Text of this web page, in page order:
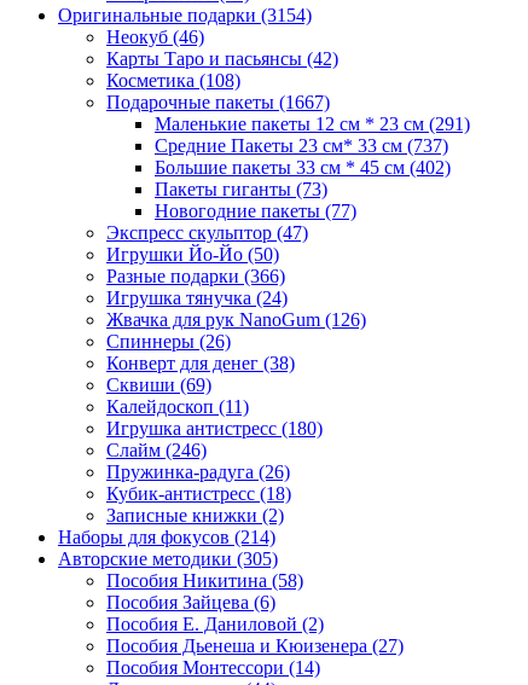
Оригинальные подарки (3154)
Неокуб (46)
Карты Таро и пасьянсы (42)
Косметика (108)
Подарочные пакеты (1667)
Маленькие пакеты 12 см * 23 см (291)
Средние Пакеты 23 см* 33 см (737)
Большие пакеты 33 см * 45 см (402)
Пакеты гиганты (73)
Новогодние пакеты (77)
Экспресс скульптор (47)
Игрушки Йо-Йо (50)
Разные подарки (366)
Игрушка тянучка (24)
Жвачка для рук NanoGum (126)
Спиннеры (26)
Конверт для денег (38)
Сквиши (69)
Калейдоскоп (11)
Игрушка антистресс (180)
Слайм (246)
Пружинка-радуга (26)
Кубик-антистресс (18)
Записные книжки (2)
Наборы для фокусов (214)
Авторские методики (305)
Пособия Никитина (58)
Пособия Зайцева (6)
Пособия Е. Даниловой (2)
Пособия Дьенеша и Кюизенера (27)
Пособия Монтессори (14)